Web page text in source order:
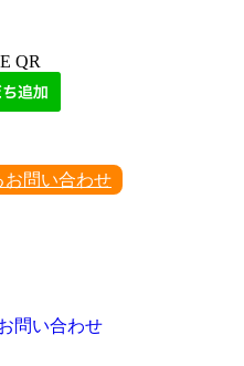
お問い合わせ
問い合わせ